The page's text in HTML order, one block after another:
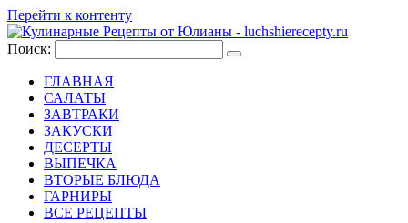
Перейти к контенту
Поиск:
ГЛАВНАЯ
САЛАТЫ
ЗАВТРАКИ
ЗАКУСКИ
ДЕСЕРТЫ
ВЫПЕЧКА
ВТОРЫЕ БЛЮДА
ГАРНИРЫ
ВСЕ РЕЦЕПТЫ